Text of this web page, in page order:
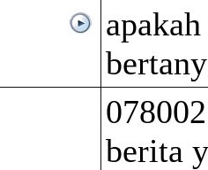
berita